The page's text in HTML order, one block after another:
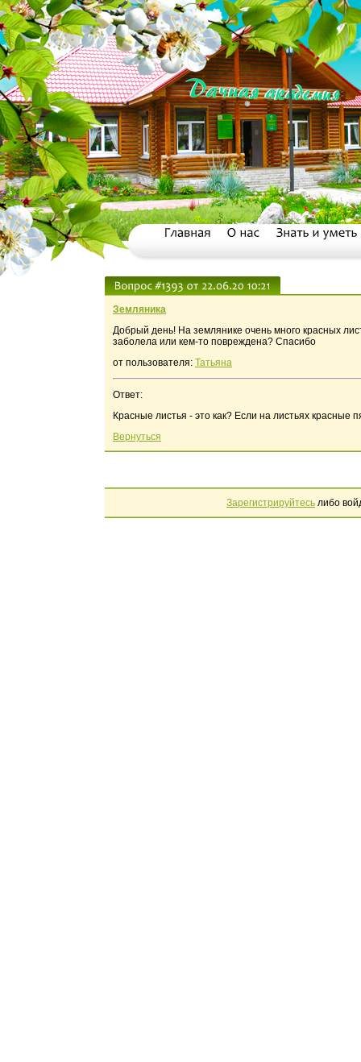
Земляника
Добрый день! На землянике очень много красных
заболела или кем-то повреждена? Спасибо
от пользователя: Татьяна
Ответ:
Красные листья - это как? Если на листьях красные
Вернуться
Зарегистрируйтесь либо